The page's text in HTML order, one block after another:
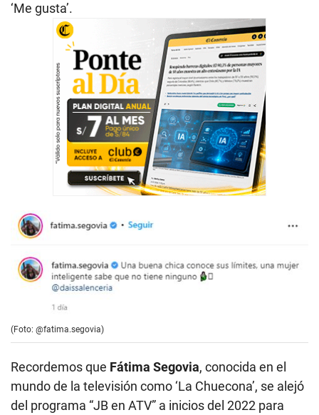
‘Me gusta’.
(Foto: @fatima.segovia)
Recordemos que Fátima Segovia, conocida en el
mundo de la televisión como ‘La Chuecona’, se alejó
del programa “JB en ATV” a inicios del 2022 para